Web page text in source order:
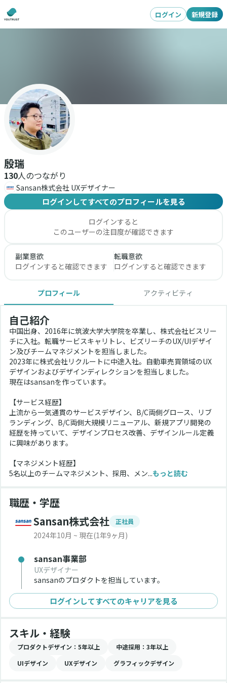
ログイン 新規登録
殷瑞
130人のつながり
Sansan株式会社 UXデザイナー
ログインしてすべてのプロフィールを見る
ログインすると
このユーザーの注目度が確認できます
副業意欲
ログインすると確認できます
転職意欲
ログインすると確認できます
プロフィール アクティビティ
自己紹介
中国出身、2016年に筑波大学大学院を卒業し、株式会社ビスリー
チに入社。転職サービスキャリトレ、ビズリーチのUX/UIデザイ
ン及びチームマネジメントを担当しました。
2023年に株式会社リクルートに中途入社。自動車売買領域のUX
デザインおよびデザインディレクションを担当しました。
現在はsansanを作っています。
【サービス経歴】
上流から一気通貫のサービスデザイン、B/C両側グロース、リブ
ランディング、B/C両側大規模リニューアル、新規アプリ開発の
経歴を持っていて、デザインプロセス改善、デザインルール定義
に興味があります。
【マネジメント経歴】
5名以上のチームマネジメント、採用、メン...もっと読む
職歴・学歴
Sansan株式会社
正社員
2024年10月 ~ 現在(1年9ヶ月)
sansan事業部
UXデザイナー
sansanのプロダクトを担当しています。
ログインしてすべてのキャリアを見る
スキル・経験
プロダクトデザイン ：5年以上 中途採用 ：3年以上
UIデザイン
UXデザイン グラフィックデザイン